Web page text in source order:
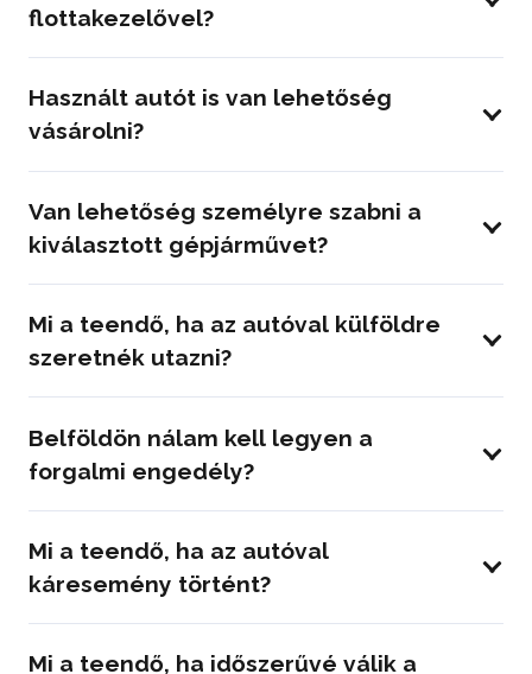
flottakezelővel?
Használt autót is van lehetőség
vásárolni?
Van lehetőség személyre szabni a
kiválasztott gépjárművet?
Mi a teendő, ha az autóval külföldre
szeretnék utazni?
Belföldön nálam kell legyen a
forgalmi engedély?
Mi a teendő, ha az autóval
káresemény történt?
Mi a teendő, ha időszerűvé válik a